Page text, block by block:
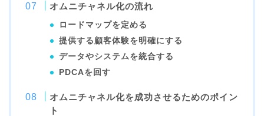
オムニチャネル化の流れ
ロードマップを定める
提供する顧客体験を明確にする
データやシステムを統合する
PDCAを回す
オムニチャネル化を成功させるためのポイン
ト